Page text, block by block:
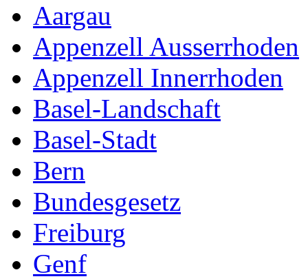
Aargau
Appenzell Ausserrhoden
Appenzell Innerrhoden
Basel-Landschaft
Basel-Stadt
Bern
Bundesgesetz
Freiburg
Genf